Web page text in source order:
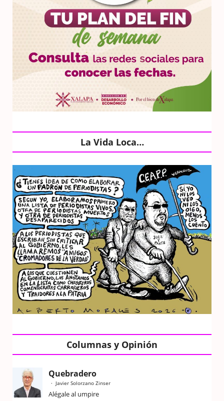
La Vida Loca…
Columnas y Opinión
Quebradero
Javier Solorzano Zinser
Alégale al umpire